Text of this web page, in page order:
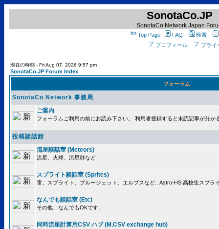
SonotaCo.JP
SonotaCo Network Japan
Top Page FAQ
検索
プロフィール
プライ
現在の時刻 - Fri Aug 07, 2026 9:57 pm
SonotaCo.JP Forum Index
フォーラム
SonotaCo Network 事務局
ご案内
フォーラムご利用の前にお読み下さい。 利用者登録すると未読記事が分か
投稿談話館
流星談話室 (Meteors)
流星、火球、流星群など
スプライト談話室 (Sprites)
雷、スプライト、ブルージェット、エルブスなど.. Astro-HS 高校生スプラ
なんでも談話室 (Etc)
その他、なんでもOKです。
同時流星計算用CSV ハブ (M.CSV exchange hub)